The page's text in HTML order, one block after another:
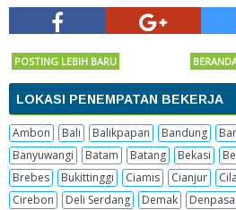
POSTING LEBIH BARU
LOKASI PENEMPATAN BEKERJA
Ambon Bali Balikpapan Bandung
Banyuwangi
Batam Batang Bekasi
Brebes
Bukittinggi Ciamis Cianjur
Cirebon
Deli Serdang Demak